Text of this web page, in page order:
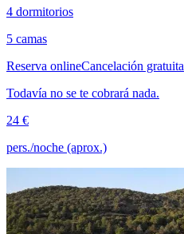
4 dormitorios
5 camas
Reserva onlineCancelación gratuita
Todavía no se te cobrará nada.
24 €
pers./noche (aprox.)